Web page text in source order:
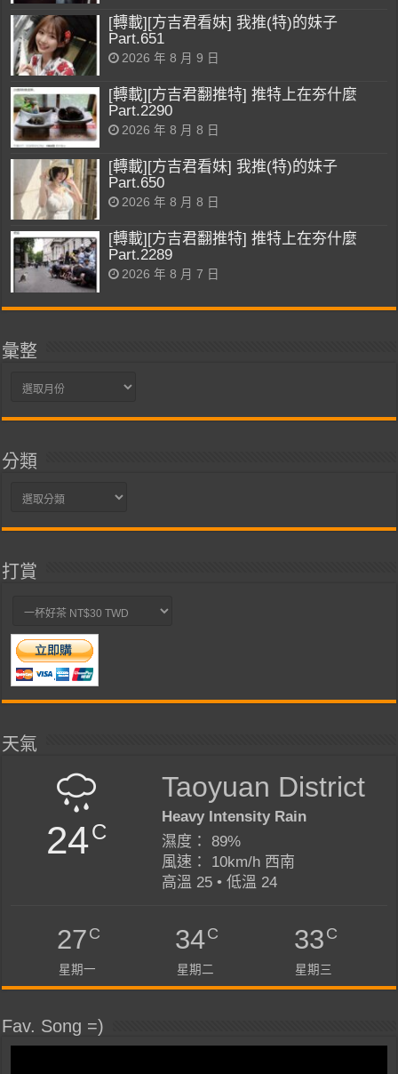
[轉載][方吉君看妹] 我推(特)的妹子
Part.651
2026 年 8 月 9 日
[轉載][方吉君翻推特] 推特上在夯什麼
Part.2290
2026 年 8 月 8 日
[轉載][方吉君看妹] 我推(特)的妹子
Part.650
2026 年 8 月 8 日
[轉載][方吉君翻推特] 推特上在夯什麼
Part.2289
2026 年 8 月 7 日
彙整
彙
分類
分
打賞
天氣
24C
Taoyuan District
Heavy Intensity Rain
濕度： 89%
風速： 10km/h 西南
高溫 25 • 低溫 24
27C
星期一
34C
星期二
33C
星期三
Fav. Song =)